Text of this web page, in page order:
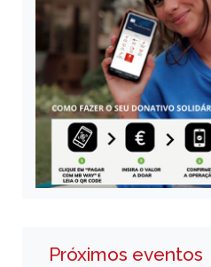
Próximos eventos